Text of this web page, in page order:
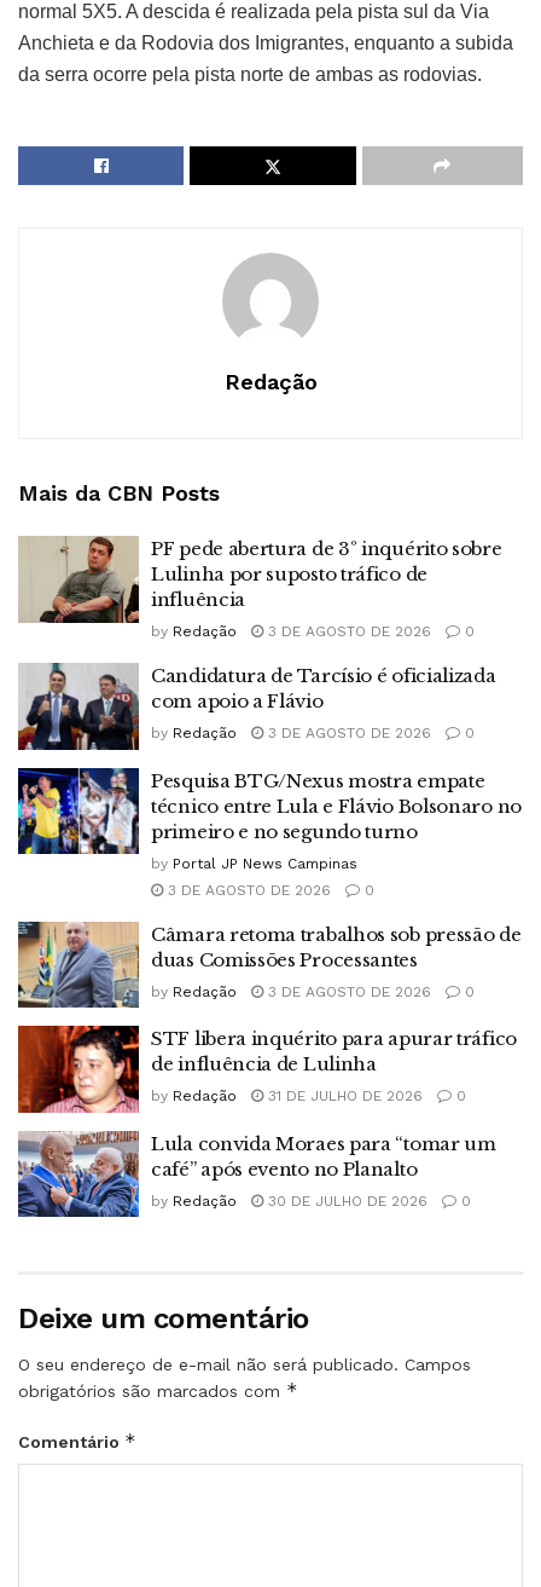
normal 5X5. A descida é realizada pela pista sul da Via
Anchieta e da Rodovia dos Imigrantes, enquanto a subida
da serra ocorre pela pista norte de ambas as rodovias.
Redação
Mais da CBN Posts
PF pede abertura de 3º inquérito sobre
Lulinha por suposto tráfico de
influência
by Redação 3 DE AGOSTO DE 2026 0
Candidatura de Tarcísio é oficializada
com apoio a Flávio
by Redação 3 DE AGOSTO DE 2026 0
Pesquisa BTG/Nexus mostra empate
técnico entre Lula e Flávio Bolsonaro no
primeiro e no segundo turno
by Portal JP News Campinas
3 DE AGOSTO DE 2026
0
Câmara retoma trabalhos sob pressão de
duas Comissões Processantes
by Redação 3 DE AGOSTO DE 2026 0
STF libera inquérito para apurar tráfico
de influência de Lulinha
by Redação 31 DE JULHO DE 2026 0
Lula convida Moraes para “tomar um
café” após evento no Planalto
by Redação 30 DE JULHO DE 2026 0
Deixe um comentário
O seu endereço de e-mail não será publicado. Campos
obrigatórios são marcados com *
Comentário *